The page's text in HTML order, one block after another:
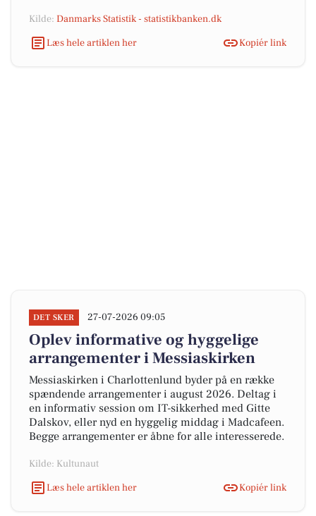
Kilde: Danmarks Statistik - statistikbanken.dk
Læs hele artiklen her
Kopiér link
DET SKER 27-07-2026 09:05
Oplev informative og hyggelige
arrangementer i Messiaskirken
Messiaskirken i Charlottenlund byder på en række
spændende arrangementer i august 2026. Deltag i
en informativ session om IT-sikkerhed med Gitte
Dalskov, eller nyd en hyggelig middag i Madcafeen.
Begge arrangementer er åbne for alle interesserede.
Kilde: Kultunaut
Læs hele artiklen her
Kopiér link